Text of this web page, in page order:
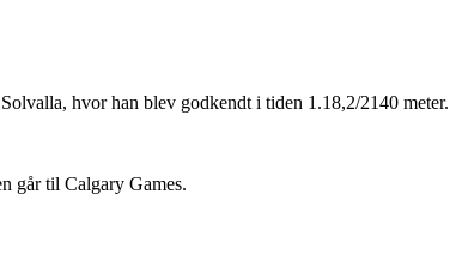
hvor han blev godkendt i tiden 1.18,2/2140 meter.
går til Calgary Games.